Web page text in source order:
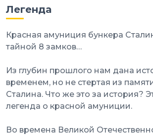
Легенда
Красная амуниция бункера
тайной 8 замков…
Из глубин прошлого нам дана
временем, но не стертая из
Сталина. Что же это за история?
легенда о красной амуниции.
Во времена Великой